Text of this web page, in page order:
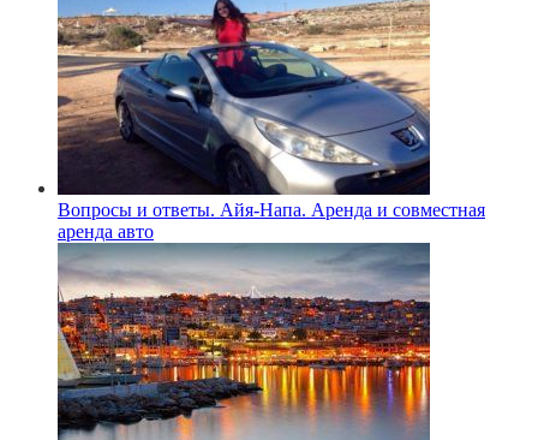
Вопросы и ответы. Айя-Напа. Аренда и совместная
аренда авто